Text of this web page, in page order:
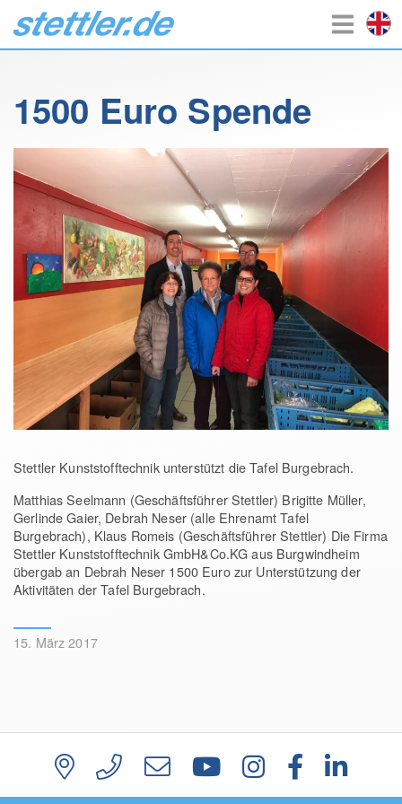
1500 Euro Spende
Stettler Kunststofftechnik unterstützt die Tafel Burgebrach.
Matthias Seelmann (Geschäftsführer Stettler) Brigitte Müller,
Gerlinde Gaier, Debrah Neser (alle Ehrenamt Tafel
Burgebrach), Klaus Romeis (Geschäftsführer Stettler) Die Firma
Stettler Kunststofftechnik GmbH&Co.KG aus Burgwindheim
übergab an Debrah Neser 1500 Euro zur Unterstützung der
Aktivitäten der Tafel Burgebrach.
15. März 2017